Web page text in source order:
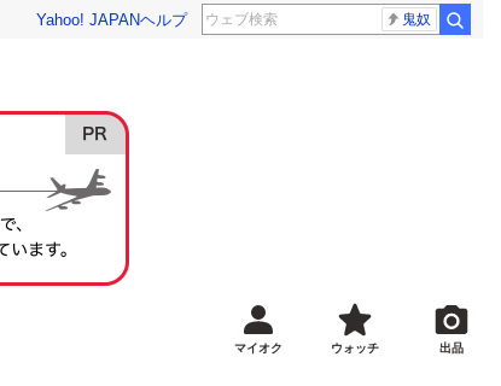
Yahoo! JAPANヘルプ 鬼奴
マイオク ウォッチ 出品